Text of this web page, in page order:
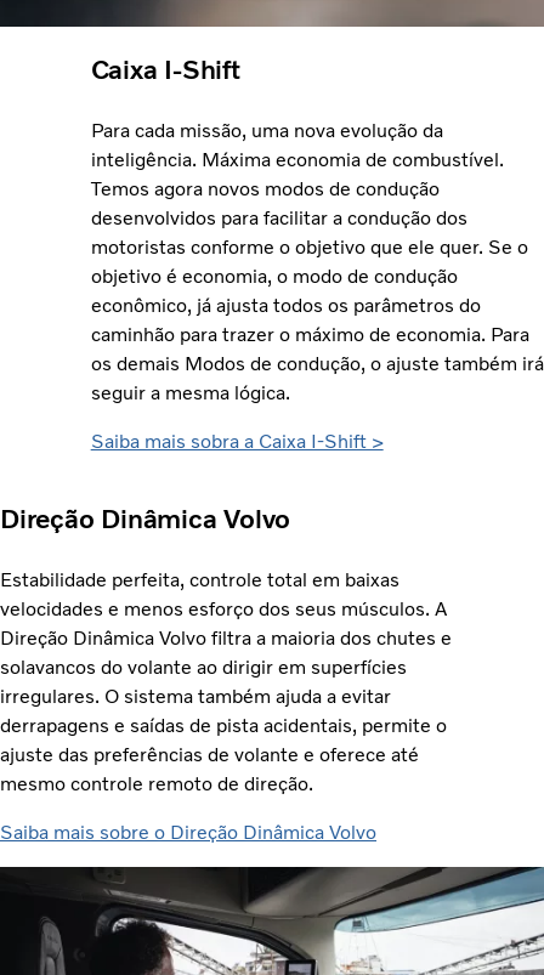
Caixa I-Shift
Para cada missão, uma nova evolução da
inteligência. Máxima economia de combustível.
Temos agora novos modos de condução
desenvolvidos para facilitar a condução dos
motoristas conforme o objetivo que ele quer. Se o
objetivo é economia, o modo de condução
econômico, já ajusta todos os parâmetros do
caminhão para trazer o máximo de economia. Para
os demais Modos de condução, o ajuste também irá
seguir a mesma lógica.
Saiba mais sobra a Caixa I-Shift >
Direção Dinâmica Volvo
Estabilidade perfeita, controle total em baixas
velocidades e menos esforço dos seus músculos. A
Direção Dinâmica Volvo filtra a maioria dos chutes e
solavancos do volante ao dirigir em superfícies
irregulares. O sistema também ajuda a evitar
derrapagens e saídas de pista acidentais, permite o
ajuste das preferências de volante e oferece até
mesmo controle remoto de direção.
Saiba mais sobre o Direção Dinâmica Volvo